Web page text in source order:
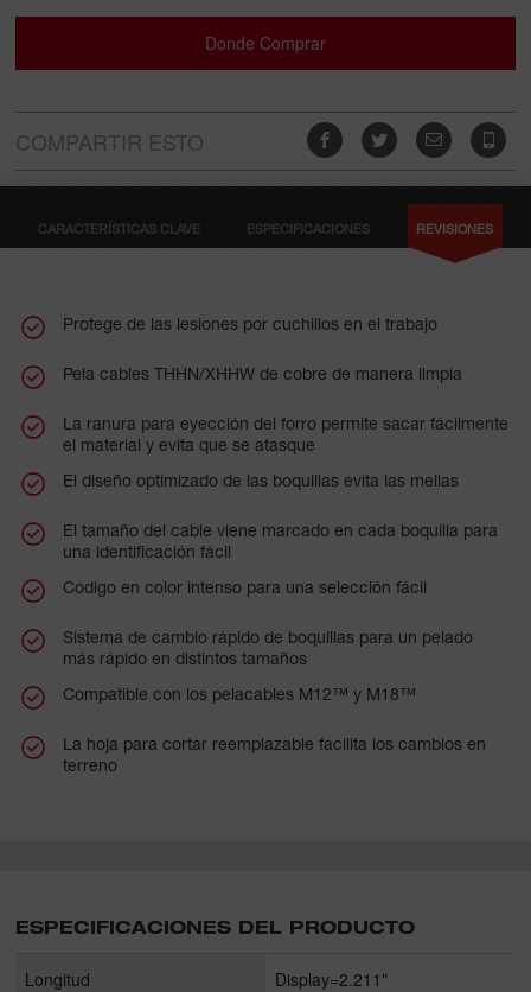
rápido en cualquier plataforma de batería.
Donde Comprar
COMPARTIR ESTO
CARACTERÍSTICAS CLAVE ESPECIFICACIONES REVISIONES
Protege de las lesiones por cuchillos en el trabajo
Pela cables THHN/XHHW de cobre de manera limpia
La ranura para eyección del forro permite sacar fácilmente
el material y evita que se atasque
El diseño optimizado de las boquillas evita las mellas
El tamaño del cable viene marcado en cada boquilla para
una identificación fácil
Código en color intenso para una selección fácil
Sistema de cambio rápido de boquillas para un pelado
más rápido en distintos tamaños
Compatible con los pelacables M12™ y M18™
La hoja para cortar reemplazable facilita los cambios en
terreno
ESPECIFICACIONES DEL PRODUCTO
Longitud Display=2.211"